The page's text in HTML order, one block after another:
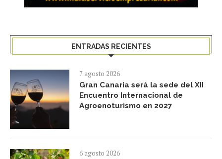
ENTRADAS RECIENTES
7 agosto 2026
Gran Canaria será la sede del XII
Encuentro Internacional de
Agroenoturismo en 2027
6 agosto 2026